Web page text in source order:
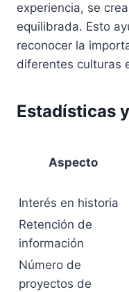
experiencia, se
equilibrada. Esto
reconocer la
diferentes culturas
Estadísticas
Aspecto
Interés en historia
Retención de
información
Número de
proyectos de